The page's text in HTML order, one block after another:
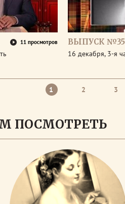
11 просмотров ВЫПУСК
16 декабря, 3-я
1 2 3
ПОСМОТРЕТЬ